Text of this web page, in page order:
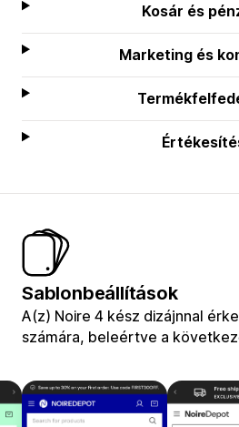
Kosár és
Marketing és
Sablonbeállítások
A(z) Noire 4 kész dizájnnal
számára, beleértve a